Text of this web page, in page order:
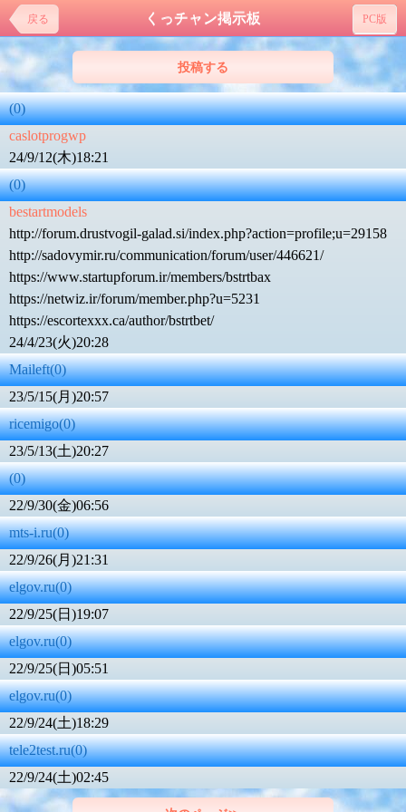
戻る くっチャン掲示板 PC版
投稿する
(0)
caslotprogwp
24/9/12(木)18:21
(0)
bestartmodels
http://forum.drustvogil-galad.si/index.php?action=profile;u=29158
http://sadovymir.ru/communication/forum/user/446621/
https://www.startupforum.ir/members/bstrtbax
https://netwiz.ir/forum/member.php?u=5231
https://escortexxx.ca/author/bstrtbet/
24/4/23(火)20:28
Maileft(0)
23/5/15(月)20:57
ricemigo(0)
23/5/13(土)20:27
(0)
22/9/30(金)06:56
mts-i.ru(0)
22/9/26(月)21:31
elgov.ru(0)
22/9/25(日)19:07
elgov.ru(0)
22/9/25(日)05:51
elgov.ru(0)
22/9/24(土)18:29
tele2test.ru(0)
22/9/24(土)02:45